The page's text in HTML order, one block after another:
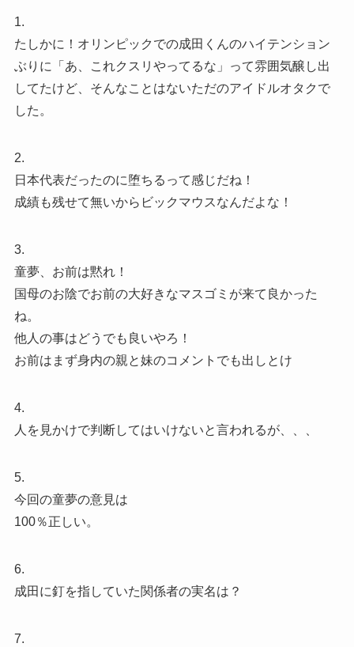
1.
たしかに！オリンピックでの成田くんのハイテンション
ぶりに「あ、これクスリやってるな」って雰囲気醸し出
してたけど、そんなことはないただのアイドルオタクで
した。
2.
日本代表だったのに堕ちるって感じだね！
成績も残せて無いからビックマウスなんだよな！
3.
童夢、お前は黙れ！
国母のお陰でお前の大好きなマスゴミが来て良かった
ね。
他人の事はどうでも良いやろ！
お前はまず身内の親と妹のコメントでも出しとけ
4.
人を見かけで判断してはいけないと言われるが、、、
5.
今回の童夢の意見は
100％正しい。
6.
成田に釘を指していた関係者の実名は？
7.